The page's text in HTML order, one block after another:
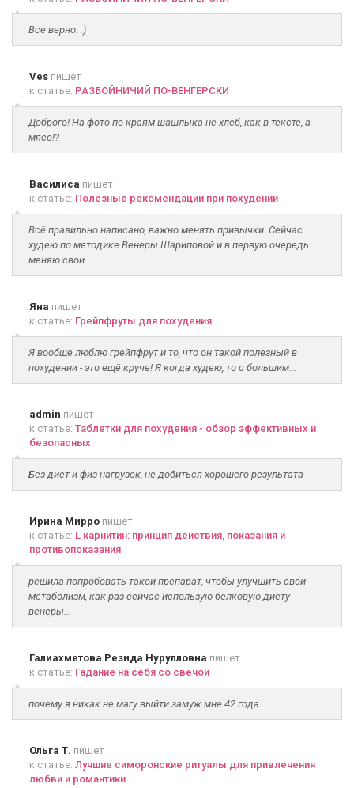
Все верно. :)
Ves пишет
к статье: РАЗБОЙНИЧИЙ ПО-ВЕНГЕРСКИ
Доброго! На фото по краям шашлыка не хлеб, как в тексте, а
мясо!?
Василиса пишет
к статье: Полезные рекомендации при похудении
Всё правильно написано, важно менять привычки. Сейчас
худею по методике Венеры Шариповой и в первую очередь
меняю свои...
Яна пишет
к статье: Грейпфруты для похудения
Я вообще люблю грейпфрут и то, что он такой полезный в
похудении - это ещё круче! Я когда худею, то с большим...
admin пишет
к статье: Таблетки для похудения - обзор эффективных и
безопасных
Без диет и физ нагрузок, не добиться хорошего результата
Ирина Мирро пишет
к статье: L карнитин: принцип действия, показания и
противопоказания
решила попробовать такой препарат, чтобы улучшить свой
метаболизм, как раз сейчас использую белковую диету
венеры...
Галиахметова Резида Нурулловна пишет
к статье: Гадание на себя со свечой
почему я никак не магу выйти замуж мне 42 года
Ольга Т. пишет
к статье: Лучшие симоронские ритуалы для привлечения
любви и романтики